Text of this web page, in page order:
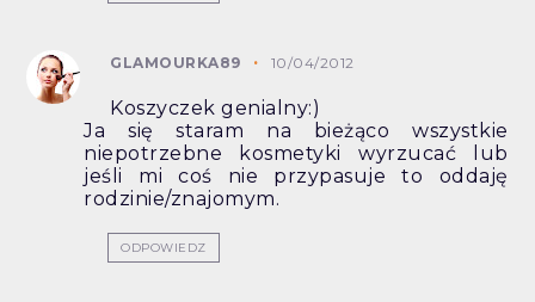
GLAMOURKA89 10/04/2012
Koszyczek genialny:)
Ja się staram na bieżąco wszystkie
niepotrzebne kosmetyki wyrzucać lub
jeśli mi coś nie przypasuje to oddaję
rodzinie/znajomym.
ODPOWIEDZ